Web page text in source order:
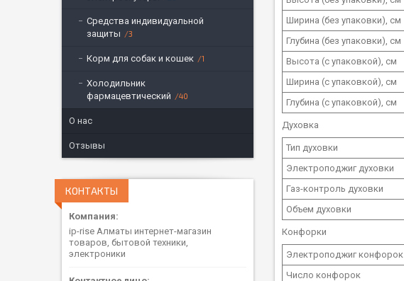
Ширина (без упаковки), см
Глубина (без упаковки), см
Высота (с упаковкой), см
Ширина (с упаковкой), см
Глубина (с упаковкой), см
Духовка
Тип духовки
Электроподжиг духовки
Газ-контроль духовки
Объем духовки
Конфорки
Электроподжиг конфорок
Число конфорок
Средства индивидуальной
защиты
3
Корм для собак и кошек 1
Холодильник
фармацевтический
40
О нас
Отзывы
КОНТАКТЫ
ip-rise Алматы интернет-магазин
товаров, бытовой техники,
электроники